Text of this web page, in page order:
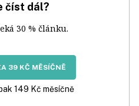
číst dál?
30 % článku.
39 KČ MĚSÍČNĚ
149 Kč měsíčně